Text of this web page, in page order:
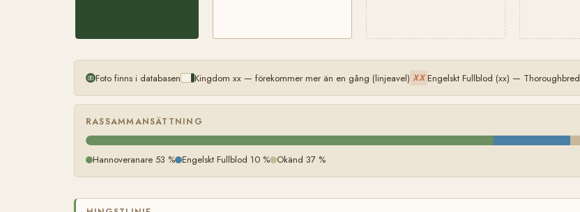
Foto finns i databasen Kingdom xx — förekommer mer än en gång (linjeavel) XX Engelskt Fullblod (xx) — Thoroughbred
RASSAMMANSÄTTNING
Hannoveranare 53 % Engelskt Fullblod 10 % Okänd 37 %